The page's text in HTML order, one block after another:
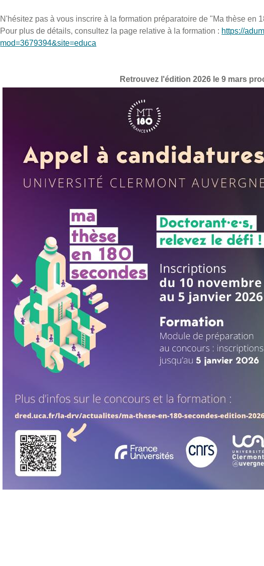
N'hésitez pas à vous inscrire à la formation préparatoire de "Ma thèse en
Pour plus de détails, consultez la page relative à la formation : https://
mod=3679394&site=educa
Retrouvez l'édition 2026 le 9 mars